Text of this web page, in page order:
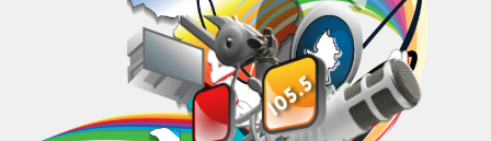
DIRECT TV
FRÉQUENCE